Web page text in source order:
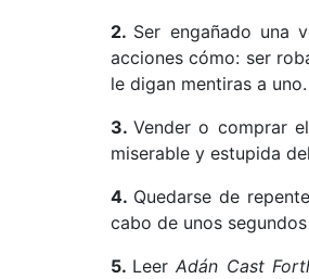
2. Ser engañado una
acciones cómo: ser
le digan mentiras a uno.
3.Vender o comprar
miserable y estupida
4. Quedarse de
cabo de unos
5. LeerAdán Cast